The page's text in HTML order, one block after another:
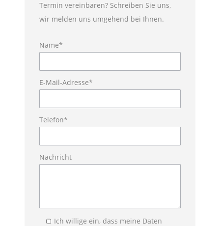
Termin vereinbaren? Schreiben Sie uns,
wir melden uns umgehend bei Ihnen.
Name*
E-Mail-Adresse*
Telefon*
Nachricht
Ich willige ein, dass meine Daten